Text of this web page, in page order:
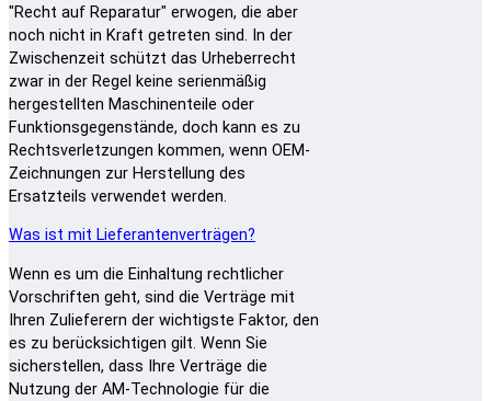
"Recht auf Reparatur" erwogen, die aber
noch nicht in Kraft getreten sind. In der
Zwischenzeit schützt das Urheberrecht
zwar in der Regel keine serienmäßig
hergestellten Maschinenteile oder
Funktionsgegenstände, doch kann es zu
Rechtsverletzungen kommen, wenn OEM-
Zeichnungen zur Herstellung des
Ersatzteils verwendet werden.
Was ist mit Lieferantenverträgen?
Wenn es um die Einhaltung rechtlicher
Vorschriften geht, sind die Verträge mit
Ihren Zulieferern der wichtigste Faktor, den
es zu berücksichtigen gilt. Wenn Sie
sicherstellen, dass Ihre Verträge die
Nutzung der AM-Technologie für die